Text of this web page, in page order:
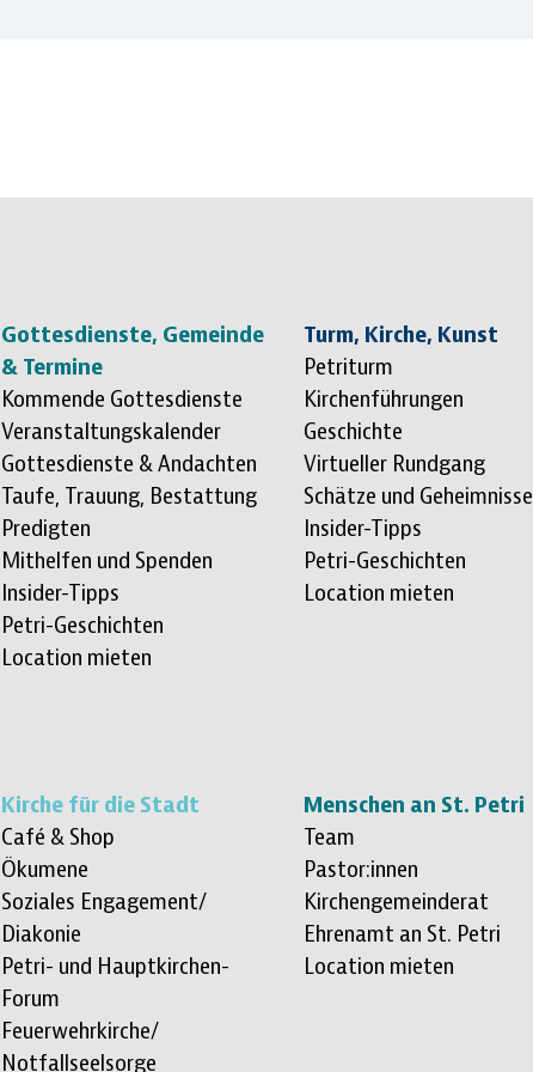
Sitemap überspringen
Gottesdienste, Gemeinde
& Termine
Kommende Gottesdienste
Veranstaltungskalender
Gottesdienste & Andachten
Taufe, Trauung, Bestattung
Predigten
Mithelfen und Spenden
Insider-Tipps
Petri-Geschichten
Location mieten
Turm, Kirche, Kunst
Petriturm
Kirchenführungen
Geschichte
Virtueller Rundgang
Schätze und Geheimnisse
Insider-Tipps
Petri-Geschichten
Location mieten
Kirche für die Stadt
Café & Shop
Ökumene
Soziales Engagement/
Diakonie
Petri- und Hauptkirchen-
Forum
Feuerwehrkirche/
Notfallseelsorge
Menschen an St. Petri
Team
Pastor:innen
Kirchengemeinderat
Ehrenamt an St. Petri
Location mieten